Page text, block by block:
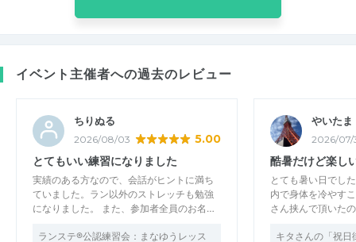
イベント主催者への過去のレビュー
ちりぬる
2026/08/03 5.00
とてもいい練習になりました
実績のある方なので、会話がヒントに満ち
ていました。ラン以外のストレッチも勉強
になりました。 また、参加者全員のお名…
ランステ®公認練習会：まなゆうレッス
やいたま
2026/07/
酷暑だけど楽し
とても暑い日でし
内で身体を冷やす
さん挟んで頂いた
キタさんの「祝日